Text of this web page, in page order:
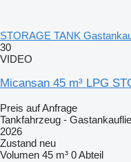
STORAGE TANK
30
VIDEO
Micansan 45 m³ LPG
Preis auf Anfrage
Tankfahrzeug -
2026
Zustand neu
Volumen 45 m³ 0 Abteil